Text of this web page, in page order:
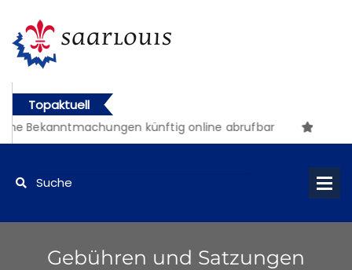
Topaktuell
Bekanntmachungen künftig online abrufbar
Gebühren und Satzungen